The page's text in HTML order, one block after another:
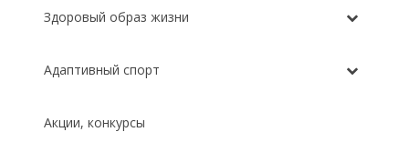
Здоровый образ жизни
Адаптивный спорт
Акции, конкурсы